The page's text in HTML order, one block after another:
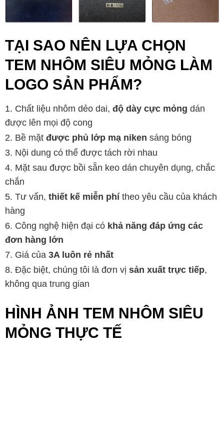
TẠI SAO NÊN LỰA CHỌN
TEM NHÔM SIÊU MỎNG LÀM
LOGO SẢN PHẨM?
Chất liệu nhôm dẻo dai, độ dày cực mỏng dán
được lên mọi độ cong
Bề mặt được phủ lớp mạ niken sáng bóng
Nội dung có thể được tách rời nhau
Mặt sau được bồi sẵn keo dán chuyên dụng, chắc
chắn
Tư vấn, thiết kế miễn phí theo yêu cầu của khách
hàng
Công nghệ hiện đại có khả năng đáp ứng các
đơn hàng lớn
Giá của 3A luôn rẻ nhất
Đặc biệt, chúng tôi là đơn vị sản xuất trực tiếp,
không qua trung gian
HÌNH ẢNH TEM NHÔM SIÊU
MỎNG THỰC TẾ